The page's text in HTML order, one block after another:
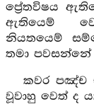
ප්‍රේතවිෂය
ඇතියෙම්
නියතයෙම්
තමා පවසන්නේ
කවර පඤ්ච
වූවාහු වෙත් ද